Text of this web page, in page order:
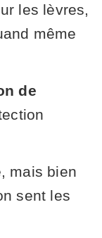
les lèvres,
même
de
mais bien
sent les